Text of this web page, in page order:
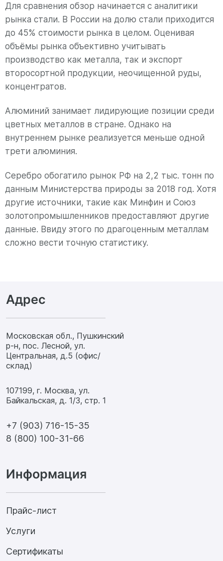
Для сравнения обзор начинается с аналитики
рынка стали. В России на долю стали приходится
до 45% стоимости рынка в целом. Оценивая
объёмы рынка объективно учитывать
производство как металла, так и экспорт
второсортной продукции, неочищенной руды,
концентратов.
Алюминий занимает лидирующие позиции среди
цветных металлов в стране. Однако на
внутреннем рынке реализуется меньше одной
трети алюминия.
Серебро обогатило рынок РФ на 2,2 тыс. тонн по
данным Министерства природы за 2018 год. Хотя
другие источники, такие как Минфин и Союз
золотопромышленников предоставляют другие
данные. Ввиду этого по драгоценным металлам
сложно вести точную статистику.
Адрес
Московская обл., Пушкинский
р-н, пос. Лесной, ул.
Центральная, д.5 (офис/
склад)
107199, г. Москва, ул.
Байкальская, д. 1/3, стр. 1
+7 (903) 716-15-35
8 (800) 100-31-66
Информация
Прайс-лист
Услуги
Сертификаты